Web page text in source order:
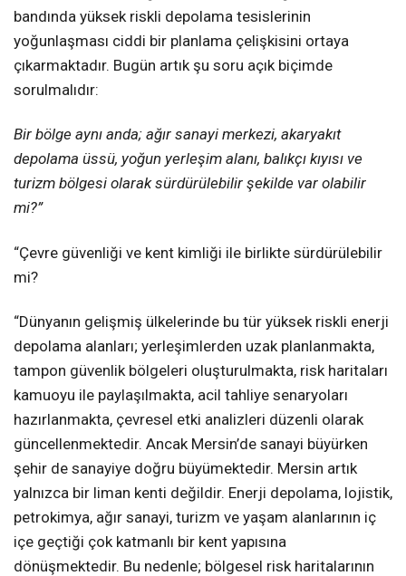
bandında yüksek riskli depolama tesislerinin
yoğunlaşması ciddi bir planlama çelişkisini ortaya
çıkarmaktadır. Bugün artık şu soru açık biçimde
sorulmalıdır:
Bir bölge aynı anda; ağır sanayi merkezi, akaryakıt
depolama üssü, yoğun yerleşim alanı, balıkçı kıyısı ve
turizm bölgesi olarak sürdürülebilir şekilde var olabilir
mi?”
“Çevre güvenliği ve kent kimliği ile birlikte sürdürülebilir
mi?
“Dünyanın gelişmiş ülkelerinde bu tür yüksek riskli enerji
depolama alanları; yerleşimlerden uzak planlanmakta,
tampon güvenlik bölgeleri oluşturulmakta, risk haritaları
kamuoyu ile paylaşılmakta, acil tahliye senaryoları
hazırlanmakta, çevresel etki analizleri düzenli olarak
güncellenmektedir. Ancak Mersin’de sanayi büyürken
şehir de sanayiye doğru büyümektedir. Mersin artık
yalnızca bir liman kenti değildir. Enerji depolama, lojistik,
petrokimya, ağır sanayi, turizm ve yaşam alanlarının iç
içe geçtiği çok katmanlı bir kent yapısına
dönüşmektedir. Bu nedenle; bölgesel risk haritalarının